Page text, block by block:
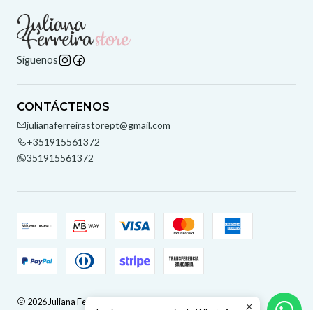
Síguenos
CONTÁCTENOS
julianaferreirastorept@gmail.com
+351915561372
351915561372
2026 Juliana Ferreira Store.